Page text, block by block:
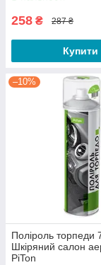
258 ₴ 287 ₴
Купити
–10%
Поліроль торпеди
Шкіряний салон
PiTon